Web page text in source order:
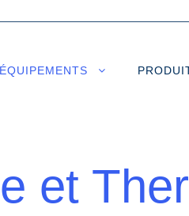
ÉQUIPEMENTS
et